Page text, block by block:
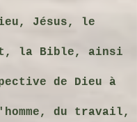
Jésus, le
la Bible, ainsi
de Dieu à
du travail,